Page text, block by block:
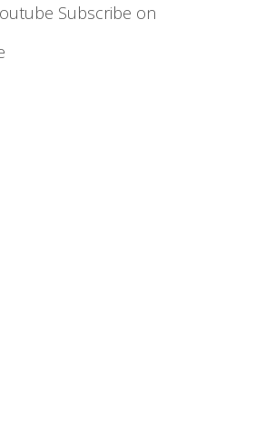
Subscribe on